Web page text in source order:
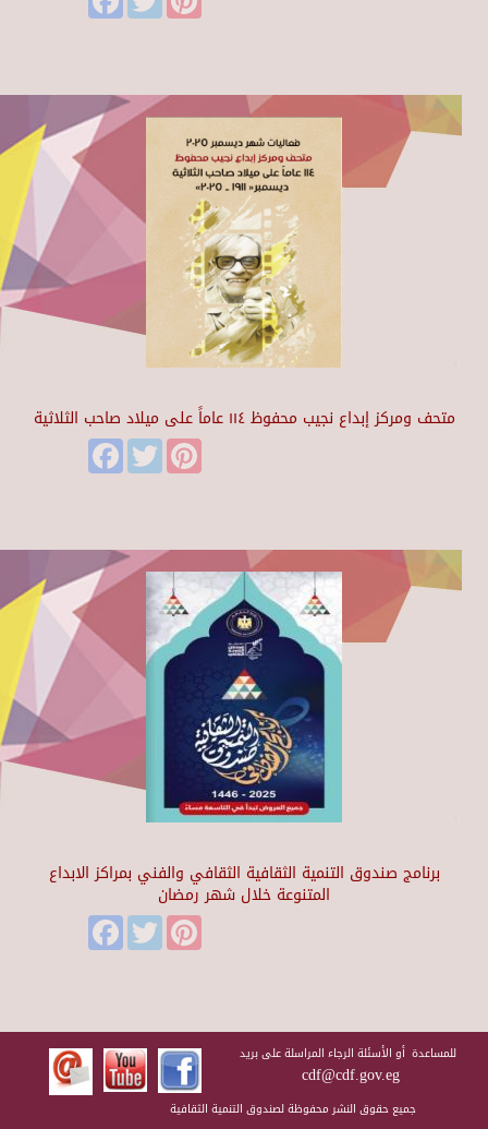
متحف ومركز إبداع نجيب محفوظ ١١٤ عاماً على ميلاد صاحب الثلاثية
FacebookTwitter
برنامج صندوق التنمية الثقافية الثقافي والفني بمراكز الابداع
المتنوعة خلال شهر رمضان
FacebookTwitter
للمساعدة أو الأسئلة الرجاء المراسلة على بريد
cdf@cdf.gov.eg
جميع حقوق النشر محفوظة لصندوق التنمية الثقافية